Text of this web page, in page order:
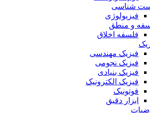
شناسی
فیزیولوژی
و منطق
فلسفه اخلاق
فیزیک مهندسی
فیزیک نجومی
فیزیک بنیادی
فیزیک الکترونیک
فوتونیک
ابزار دقیق